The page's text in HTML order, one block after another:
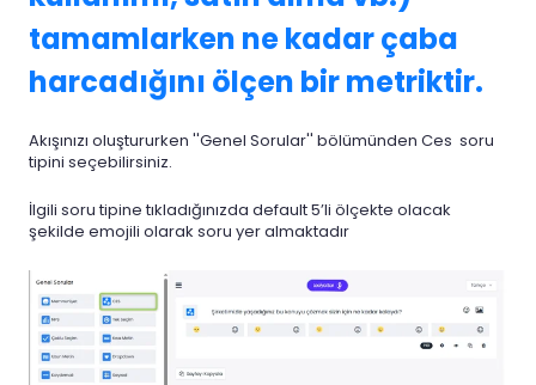
tamamlarken ne kadar çaba
harcadığını ölçen bir metriktir.
Akışınızı oluştururken ''Genel Sorular'' bölümünden Ces soru
tipini seçebilirsiniz.
İlgili soru tipine tıkladığınızda default 5’li ölçekte olacak
şekilde emojili olarak soru yer almaktadır